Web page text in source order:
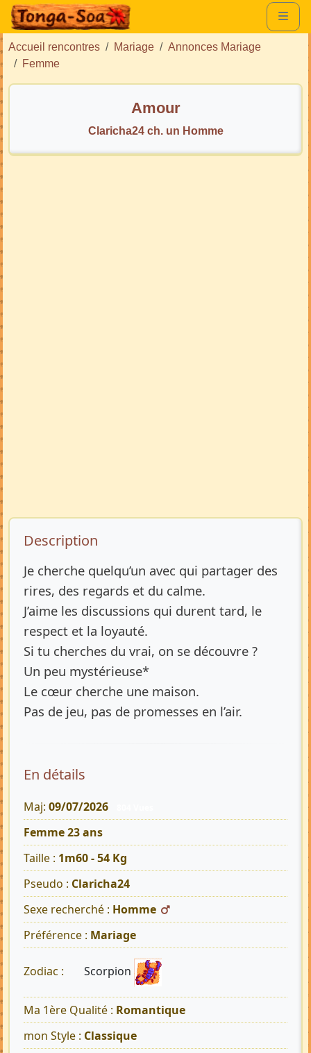
Accueil rencontres Mariage
Annonces Mariage
Femme
Amour
Claricha24 ch. un Homme
Description de l’annonce
Description
Je cherche quelqu’un avec qui partager des
rires, des regards et du calme.
J’aime les discussions qui durent tard, le
respect et la loyauté.
Si tu cherches du vrai, on se découvre ?
Un peu mystérieuse*
Le cœur cherche une maison.
Pas de jeu, pas de promesses en l’air.
En détails
Maj: 09/07/2026
Femme 23 ans
Taille : 1m60 - 54 Kg
Pseudo : Claricha24
Sexe recherché : Homme
Préférence : Mariage
Zodiac : Scorpion
Ma 1ère Qualité : Romantique
mon Style : Classique